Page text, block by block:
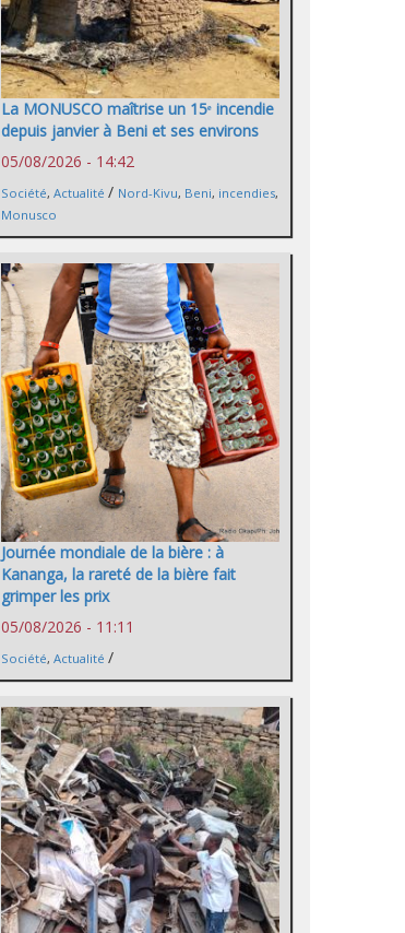
La MONUSCO maîtrise un 15ᵉ incendie
depuis janvier à Beni et ses environs
05/08/2026 - 14:42
Société, Actualité / Nord-Kivu, Beni, incendies,
Monusco
Journée mondiale de la bière : à
Kananga, la rareté de la bière fait
grimper les prix
05/08/2026 - 11:11
Société, Actualité /